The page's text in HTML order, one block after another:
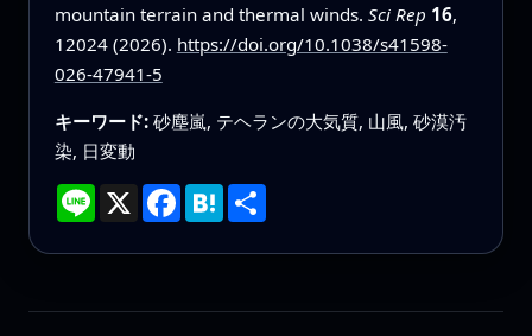
mountain terrain and thermal winds. Sci Rep 16,
12024 (2026). https://doi.org/10.1038/s41598-
026-47941-5
キーワード: 砂塵嵐, テヘランの大気質, 山風, 砂漠汚
染, 日変動
Line X Facebook
Hatena
共
有